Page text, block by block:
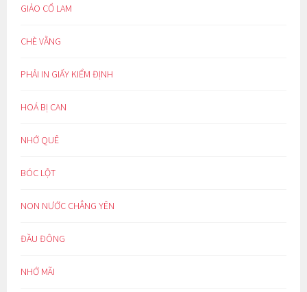
GIẢO CỔ LAM
CHÈ VẰNG
PHẢI IN GIẤY KIỂM ĐỊNH
HOÁ BỊ CAN
NHỚ QUÊ
BÓC LỘT
NON NƯỚC CHẲNG YÊN
ĐẦU ĐÔNG
NHỚ MÃI